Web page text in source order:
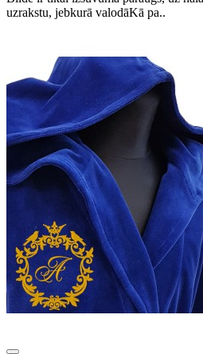
uzrakstu, jebkurā valodāKā pa..